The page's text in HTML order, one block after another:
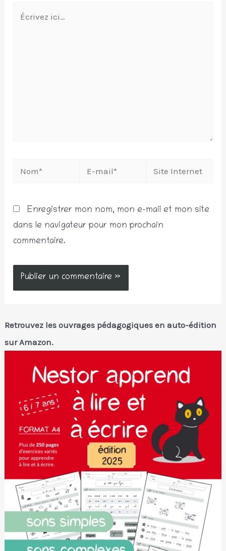
Retrouvez les ouvrages pédagogiques en auto-édition
sur Amazon.
Enregistrer mon nom, mon e-mail et mon site
dans le navigateur pour mon prochain
commentaire.